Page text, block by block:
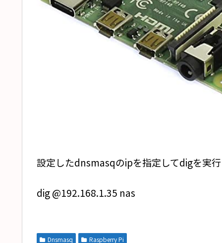
設定したdnsmasqのipを指定してdigを実
dig @192.168.1.35 nas
Dnsmasq Raspberry Pi